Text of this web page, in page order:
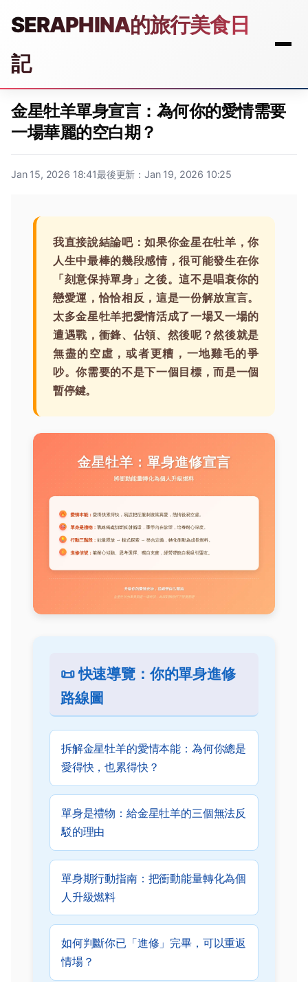
SERAPHINA的旅行美食日
記
金星牡羊單身宣言：為何你的愛情需要
一場華麗的空白期？
Jan 15, 2026 18:41最後更新：Jan 19, 2026 10:25
我直接說結論吧：如果你金星在牡羊，你
人生中最棒的幾段感情，很可能發生在你
「刻意保持單身」之後。這不是唱衰你的
戀愛運，恰恰相反，這是一份解放宣言。
太多金星牡羊把愛情活成了一場又一場的
遭遇戰，衝鋒、佔領、然後呢？然後就是
無盡的空虛，或者更糟，一地雞毛的爭
吵。你需要的不是下一個目標，而是一個
暫停鍵。
📜 快速導覽：你的單身進修
路線圖
拆解金星牡羊的愛情本能：為何你總是
愛得快，也累得快？
單身是禮物：給金星牡羊的三個無法反
駁的理由
單身期行動指南：把衝動能量轉化為個
人升級燃料
如何判斷你已「進修」完畢，可以重返
情場？